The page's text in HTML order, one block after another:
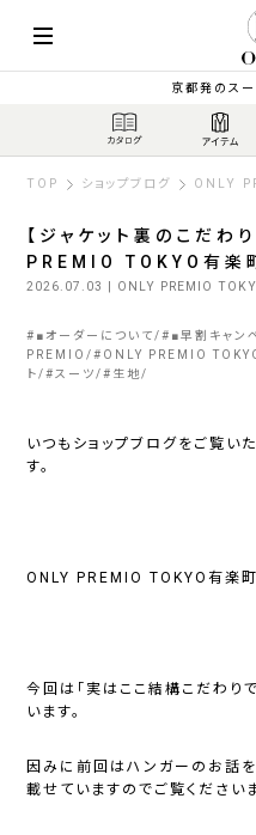
京都発のス
TOP ショップブログ ONLY
【ジャケット裏のこだわ
PREMIO TOKYO有楽
2026.07.03 | ONLY PREMIO
# ■オーダーについて # ■早割キャン
PREMIO # ONLY PREMIO
ト # スーツ # 生地
いつもショップブログをご覧い
す。
ONLY PREMIO TOKYO有楽町
今回は「実はここ結構こだわり
います。
因みに前回はハンガーのお話
載せていますのでご覧ください